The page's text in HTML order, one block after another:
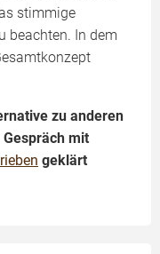
stimmige
beachten. In dem
zu anderen
mit
geklärt